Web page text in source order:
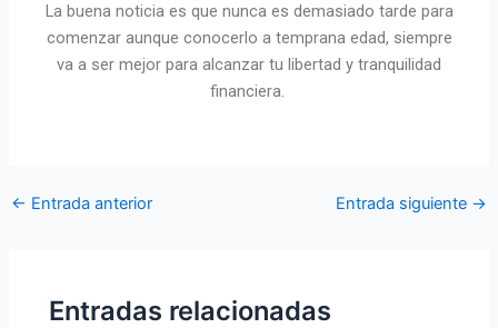
La buena noticia es que nunca es demasiado tarde para
comenzar aunque conocerlo a temprana edad, siempre
va a ser mejor para alcanzar tu libertad y tranquilidad
financiera.
← Entrada anterior Entrada siguiente →
Entradas relacionadas